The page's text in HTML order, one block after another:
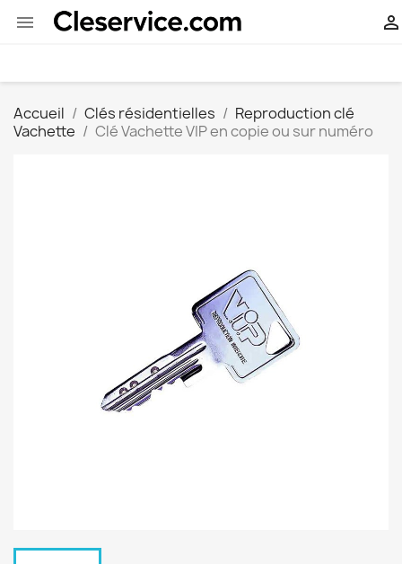
 
Accueil Clés résidentielles
Reproduction clé
Vachette
Clé Vachette VIP en copie ou sur numéro